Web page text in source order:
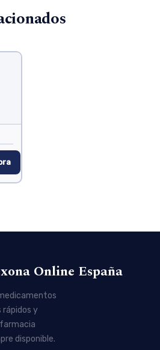
Online España
rápidos y
disponible.